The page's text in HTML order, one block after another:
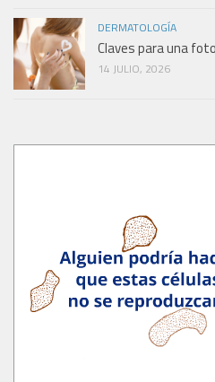
DERMATOLOGÍA
Claves para una
14 JULIO, 2026